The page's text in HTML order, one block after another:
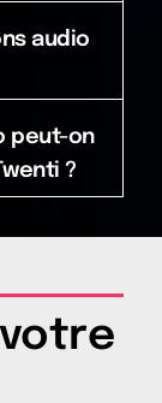
audio
peut-on
?